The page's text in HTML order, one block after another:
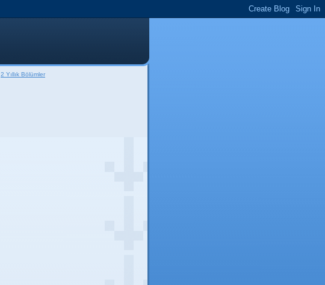
2 Yıllık Bölümler